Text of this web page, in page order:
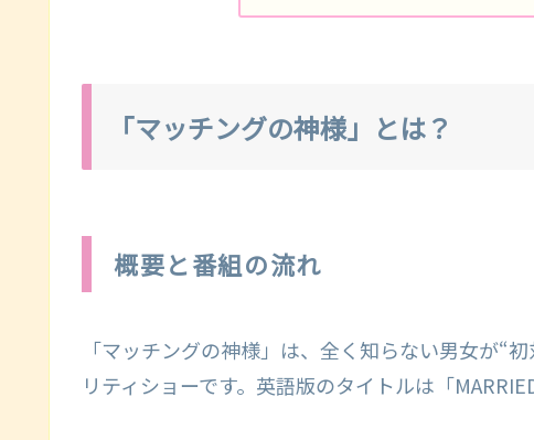
「マッチングの神様」とは？
概要と番組の流れ
「マッチングの神様」は、全く知らない男女が“
リティショーです。英語版のタイトルは「